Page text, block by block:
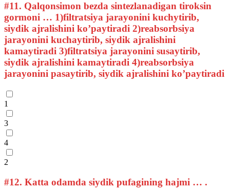
#11. Qalqonsimon bezda sintezlanadigan tiroksin
gormoni … 1)filtratsiya jarayonini kuchytirib,
siydik ajralishini ko’paytiradi 2)reabsorbsiya
jarayonini kuchaytirib, siydik ajralishini
kamaytiradi 3)filtratsiya jarayonini susaytirib,
siydik ajralishini kamaytiradi 4)reabsorbsiya
jarayonini pasaytirib, siydik ajralishini ko’paytiradi
1
3
4
2
#12. Katta odamda siydik pufagining hajmi … .